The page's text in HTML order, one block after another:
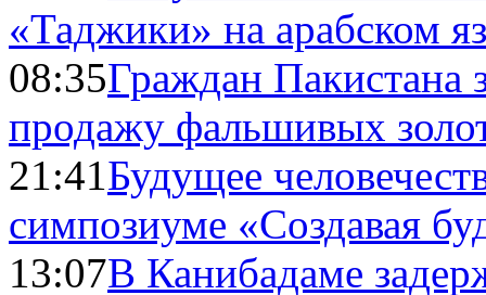
«Таджики» на арабском
08:35Граждан Пакистана
продажу фальшивых
21:41Будущее
симпозиуме «Создавая
13:07В Канибадаме